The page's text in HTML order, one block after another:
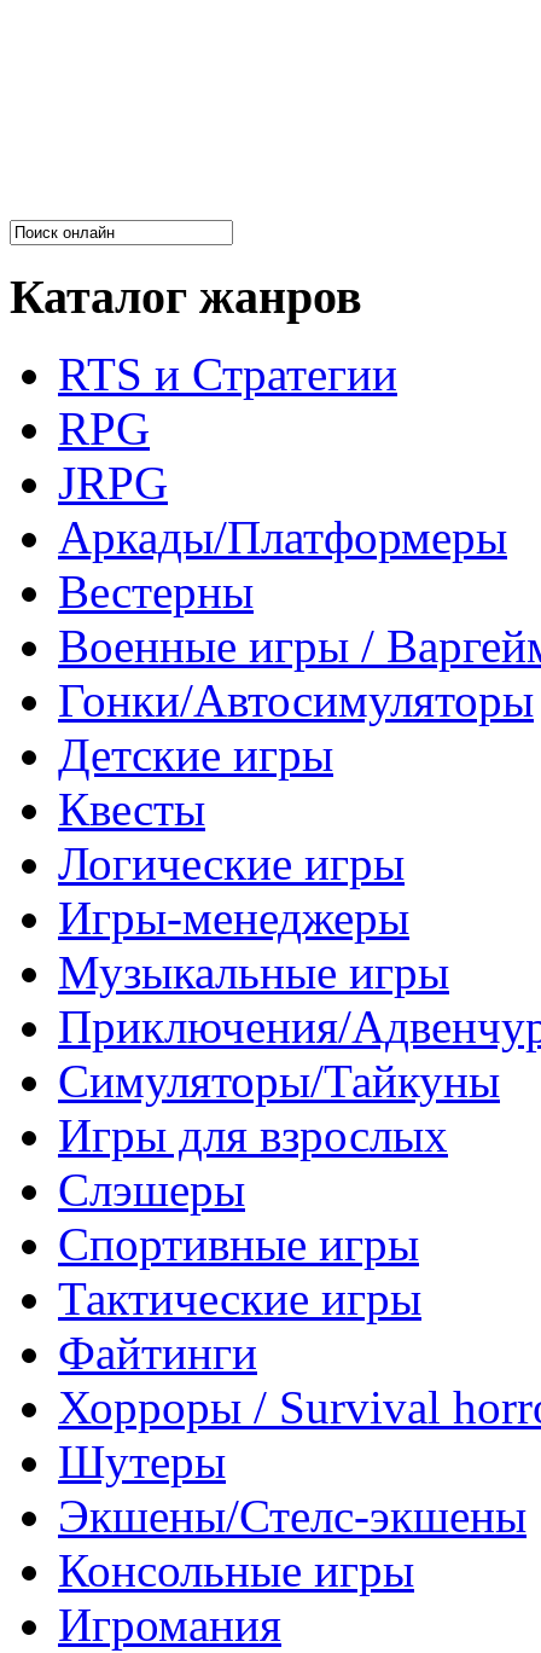
Каталог жанров
RTS и Стратегии
RPG
JRPG
Аркады/Платформеры
Вестерны
Военные игры /
Гонки/Автосимуляторы
Детские игры
Квесты
Логические игры
Игры-менеджеры
Музыкальные игры
Приключения/
Симуляторы/Тайкуны
Игры для взрослых
Слэшеры
Спортивные игры
Тактические игры
Файтинги
Хорроры / Survival
Шутеры
Экшены/Стелс-экшены
Консольные игры
Игромания